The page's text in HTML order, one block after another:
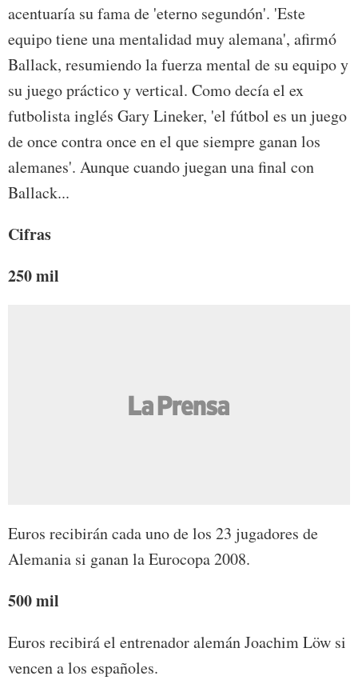
acentuaría su fama de 'eterno segundón'. 'Este
equipo tiene una mentalidad muy alemana', afirmó
Ballack, resumiendo la fuerza mental de su equipo y
su juego práctico y vertical. Como decía el ex
futbolista inglés Gary Lineker, 'el fútbol es un juego
de once contra once en el que siempre ganan los
alemanes'. Aunque cuando juegan una final con
Ballack...
Cifras
250 mil
Euros recibirán cada uno de los 23 jugadores de
Alemania si ganan la Eurocopa 2008.
500 mil
Euros recibirá el entrenador alemán Joachim Löw si
vencen a los españoles.